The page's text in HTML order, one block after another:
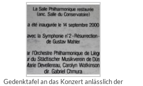
Gedenktafel an das Konzert anlässlich der